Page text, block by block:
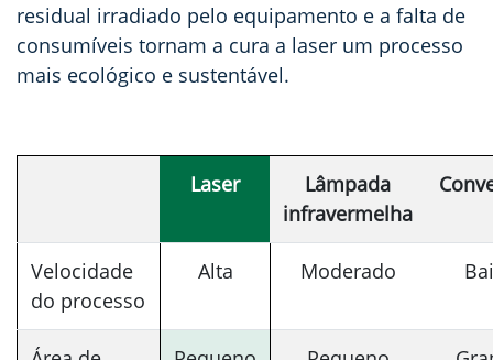
residual irradiado pelo equipamento e a falta de
consumíveis tornam a cura a laser um processo
mais ecológico e sustentável.
Laser
Lâmpada
infravermelha
Velocidade
do processo
Alta Moderado